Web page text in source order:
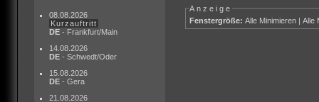
08.08.2026
Kurzauftritt
DE - Frankfurt/Main
14.08.2026
DE - Schwedt/Oder
15.08.2026
DE - Gera
21.08.2026
Anzeige
Fenstergröße: Alle Minimieren |Alle